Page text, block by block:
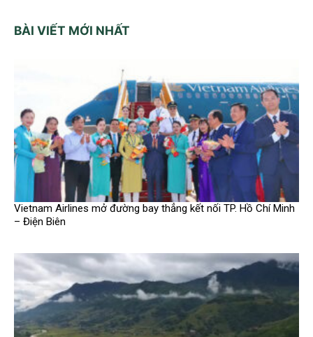
BÀI VIẾT MỚI NHẤT
Vietnam Airlines mở đường bay thẳng kết nối TP. Hồ Chí Minh
– Điện Biên